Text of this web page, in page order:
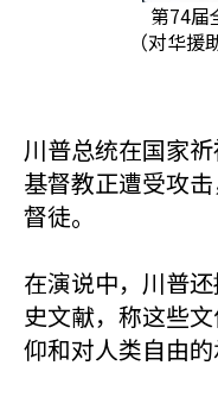
第74届
（对华援
川普总统在国家
基督教正遭受攻
督徒。
在演说中，川普
史文献，称这些
仰和对人类自由的